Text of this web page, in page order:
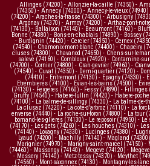
Allinges (74200) - Allonzier-la-caille (74350) -
(74350) - Annecy (74000) - Annecy-le-vieux (74940)
(74200) - Araches-la-frasse (74300) - Arbusigny
Argonay (74370) - Armoy (74200) - Arthaz-pont-
(74130) - Ballaison (74140) -Beaumont (74160) -
Bonne (74380) - Bons-en-chablais (74890) - Bossey
- Burdignin (74420) - Cercier (74350) - Cernex
(74540) - Chamonix-mont-blanc (74400) - Chapeiry
cluses (74300) - Chavanod (74650) - Chens-sur-
saleve (74160) - Combloux (74920) - Contamine-
(74700) - Cornier (74800) - Cran-gevrier (74960) -
(74540) - Cuvat (74350) - Demi-quartier (74120) -
(74410) - Entremont (74130) - Epagny (74330) -
Etrembieres (74100) - Evian-les-bains (74500) -
(74130) - Feigeres (74160) - Fessy (74890) - Fillinges
Gruffy (74540) - Habere-lullin (74420) - Habere-
(74100) - La balme-de-sillingy (74330)- La balme-de-
La clusaz (74220) - La cote-d'arbroz (74110) - La
enverse (74440) - La roche-sur-foron (74800) - La tour
bornand-les-glieres (74130) - Le reposoir (74950) -
(74170) - Les gets (74260) - Les houches (74310) -
(74140) - Lovagny (74330) - Lucinges (74380) -
Lyaud (74200) - Machilly (74140) - Magland (74300)
Marignier (74970) - Marigny-saint-marcel (74150) -
(74460) - Massongy (74140) - Megeve (74120)-
- Messery (74140) - Metz-tessy (74370) - Meythet
(74560) - Mont-saxonnex (74130) - Montagny-les-